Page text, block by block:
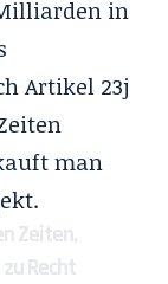
in
Artikel 23j
man
Zeiten,
Recht